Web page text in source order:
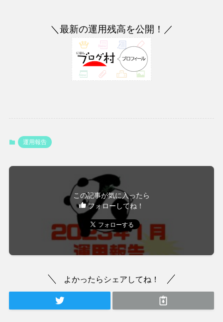
＼最新の運用残高を公開！／
運用報告
この記事が気に入ったら
フォローしてね！
よかったらシェアしてね！